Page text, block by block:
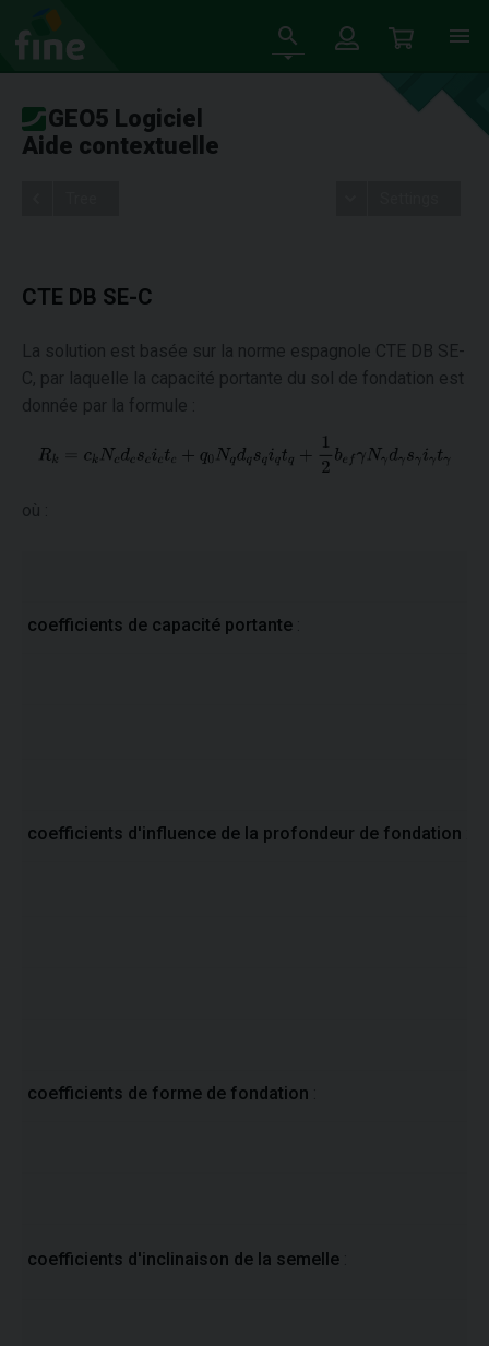
GEO5 Logiciel
Aide contextuelle
CTE DB SE-C
La solution est basée sur la norme espagnole CTE DB SE-
C, par laquelle la capacité portante du sol de fondation est
donnée par la formule :
où :
coefficients de capacité portante
coefficients d'influence de la profondeur de fondation
coefficients de forme de fondation
coefficients d'inclinaison de la semelle